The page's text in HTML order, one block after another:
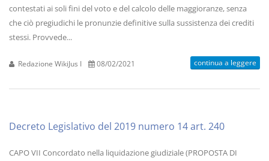
contestati ai soli fini del voto e del calcolo delle maggioranze, senza
che ciò pregiudichi le pronunzie definitive sulla sussistenza dei crediti
stessi. Provvede...
Redazione WikiJus I 08/02/2021 continua a leggere
Decreto Legislativo del 2019 numero 14 art. 240
CAPO VII Concordato nella liquidazione giudiziale (PROPOSTA DI